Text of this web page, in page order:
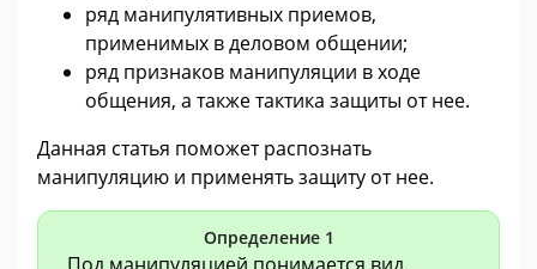
ряд манипулятивных приемов,
применимых в деловом общении;
ряд признаков манипуляции в ходе
общения, а также тактика защиты от нее.
Данная статья поможет распознать
манипуляцию и применять защиту от нее.
Определение 1